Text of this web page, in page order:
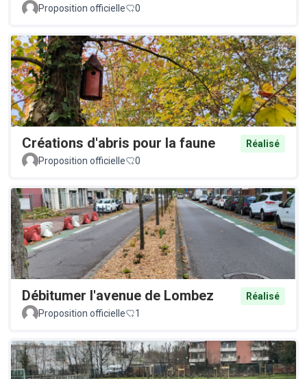
Proposition officielle 0
Créations d'abris pour la faune
Réalisé
Proposition officielle
0
Débitumer l'avenue de Lombez
Réalisé
Proposition officielle
1